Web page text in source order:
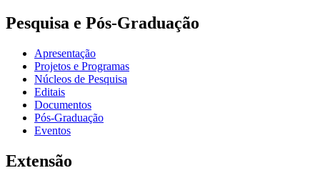
Pesquisa e Pós-Graduação
Apresentação
Projetos e Programas
Núcleos de Pesquisa
Editais
Documentos
Pós-Graduação
Eventos
Extensão